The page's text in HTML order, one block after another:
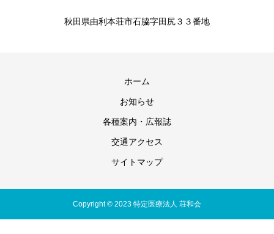
秋田県由利本荘市石脇字田尻３３番地
ホーム
お知らせ
各種案内・広報誌
交通アクセス
サイトマップ
Copyright © 2023 特定医療法人 荘和会